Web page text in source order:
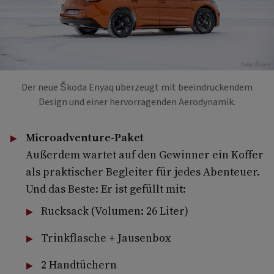
Foto: Škoda
Der neue Škoda Enyaq überzeugt mit beeindruckendem
Design und einer hervorragenden Aerodynamik.
Microadventure-Paket
Außerdem wartet auf den Gewinner ein Koffer
als praktischer Begleiter für jedes Abenteuer.
Und das Beste: Er ist gefüllt mit:
Rucksack (Volumen: 26 Liter)
Trinkflasche + Jausenbox
2 Handtüchern